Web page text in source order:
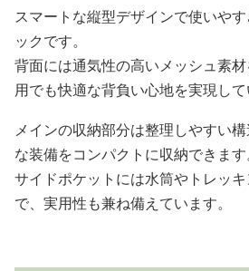
スマートな縦型デザインで使いや
ックです。
背面には通気性の高いメッシュ素
用でも快適な背負い心地を実現して
メインの収納部分は整理しやすい
な装備をコンパクトに収納できます
サイドポケットには水筒やトレッ
で、実用性も兼ね備えています。